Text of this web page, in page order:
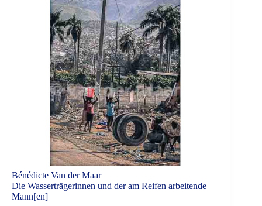
Bénédicte Van der Maar
Die Wasserträgerinnen und der am Reifen arbeitende
Mann[en]